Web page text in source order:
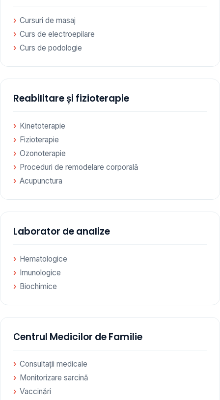
Cursuri de masaj
Curs de electroepilare
Curs de podologie
Reabilitare și fizioterapie
Kinetoterapie
Fizioterapie
Ozonoterapie
Proceduri de remodelare corporală
Acupunctura
Laborator de analize
Hematologice
Imunologice
Biochimice
Сentrul Medicilor de Familie
Consultații medicale
Monitorizare sarcină
Vaccinări